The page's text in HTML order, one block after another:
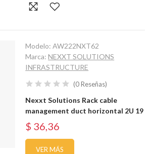
Modelo:AW222NXT62
Marca:NEXXT SOLUTIONS
INFRASTRUCTURE
(0Reseñas)
Nexxt Solutions Rack cable
management duct horizontal 2U 19
$ 36,36
VER MÁS